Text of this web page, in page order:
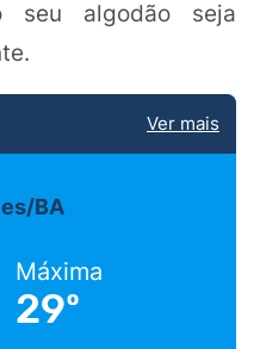
seu algodão seja
Ver mais
BA
Máxima
29º